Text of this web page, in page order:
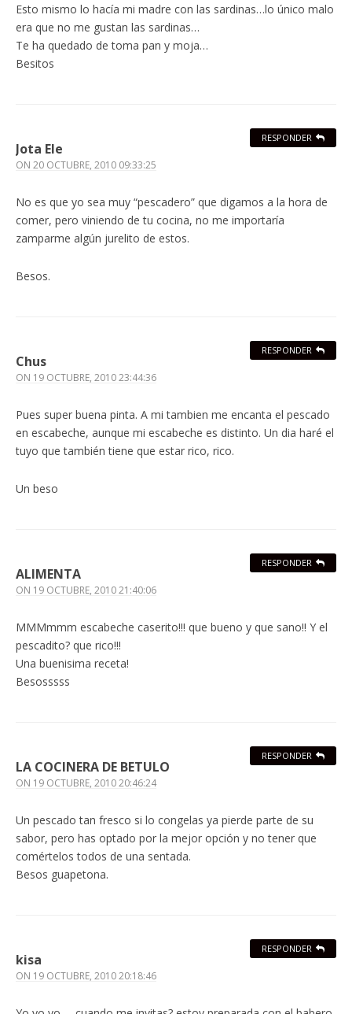
Esto mismo lo hacía mi madre con las sardinas…lo único malo
era que no me gustan las sardinas…
Te ha quedado de toma pan y moja…
Besitos
Jota Ele
ON 20 OCTUBRE, 2010 09:33:25
No es que yo sea muy “pescadero” que digamos a la hora de
comer, pero viniendo de tu cocina, no me importaría
zamparme algún jurelito de estos.
Besos.
RESPONDER
Chus
ON 19 OCTUBRE, 2010 23:44:36
Pues super buena pinta. A mi tambien me encanta el pescado
en escabeche, aunque mi escabeche es distinto. Un dia haré el
tuyo que también tiene que estar rico, rico.
Un beso
RESPONDER
ALIMENTA
ON 19 OCTUBRE, 2010 21:40:06
MMMmmm escabeche caserito!!! que bueno y que sano!! Y el
pescadito? que rico!!!
Una buenisima receta!
Besosssss
RESPONDER
LA COCINERA DE BETULO
ON 19 OCTUBRE, 2010 20:46:24
Un pescado tan fresco si lo congelas ya pierde parte de su
sabor, pero has optado por la mejor opción y no tener que
comértelos todos de una sentada.
Besos guapetona.
RESPONDER
kisa
ON 19 OCTUBRE, 2010 20:18:46
RESPONDER